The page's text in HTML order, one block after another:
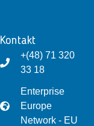
Kontakt
+(48) 71 320
33 18
Enterprise
Europe
Network - EU